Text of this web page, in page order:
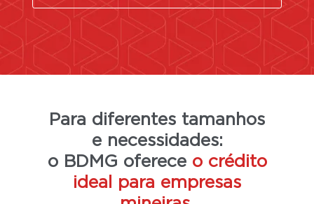
Para diferentes tamanhos
e necessidades:
o BDMG oferece o crédito
ideal para empresas